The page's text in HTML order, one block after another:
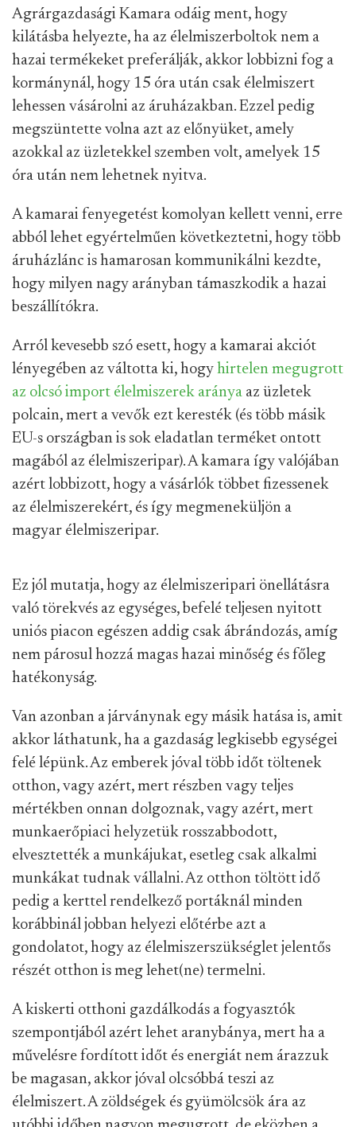
Agrárgazdasági Kamara odáig ment, hogy
kilátásba helyezte, ha az élelmiszerboltok nem a
hazai termékeket preferálják, akkor lobbizni fog a
kormánynál, hogy 15 óra után csak élelmiszert
lehessen vásárolni az áruházakban. Ezzel pedig
megszüntette volna azt az előnyüket, amely
azokkal az üzletekkel szemben volt, amelyek 15
óra után nem lehetnek nyitva.
A kamarai fenyegetést komolyan kellett venni, erre
abból lehet egyértelműen következtetni, hogy több
áruházlánc is hamarosan kommunikálni kezdte,
hogy milyen nagy arányban támaszkodik a hazai
beszállítókra.
Arról kevesebb szó esett, hogy a kamarai akciót
lényegében az váltotta ki, hogy hirtelen megugrott
az olcsó import élelmiszerek aránya az üzletek
polcain, mert a vevők ezt keresték (és több másik
EU-s országban is sok eladatlan terméket ontott
magából az élelmiszeripar). A kamara így valójában
azért lobbizott, hogy a vásárlók többet fizessenek
az élelmiszerekért, és így megmeneküljön a
magyar élelmiszeripar.
Ez jól mutatja, hogy az élelmiszeripari önellátásra
való törekvés az egységes, befelé teljesen nyitott
uniós piacon egészen addig csak ábrándozás, amíg
nem párosul hozzá magas hazai minőség és főleg
hatékonyság.
Van azonban a járványnak egy másik hatása is, amit
akkor láthatunk, ha a gazdaság legkisebb egységei
felé lépünk. Az emberek jóval több időt töltenek
otthon, vagy azért, mert részben vagy teljes
mértékben onnan dolgoznak, vagy azért, mert
munkaerőpiaci helyzetük rosszabbodott,
elvesztették a munkájukat, esetleg csak alkalmi
munkákat tudnak vállalni. Az otthon töltött idő
pedig a kerttel rendelkező portáknál minden
korábbinál jobban helyezi előtérbe azt a
gondolatot, hogy az élelmiszerszükséglet jelentős
részét otthon is meg lehet(ne) termelni.
A kiskerti otthoni gazdálkodás a fogyasztók
szempontjából azért lehet aranybánya, mert ha a
művelésre fordított időt és energiát nem árazzuk
be magasan, akkor jóval olcsóbbá teszi az
élelmiszert. A zöldségek és gyümölcsök ára az